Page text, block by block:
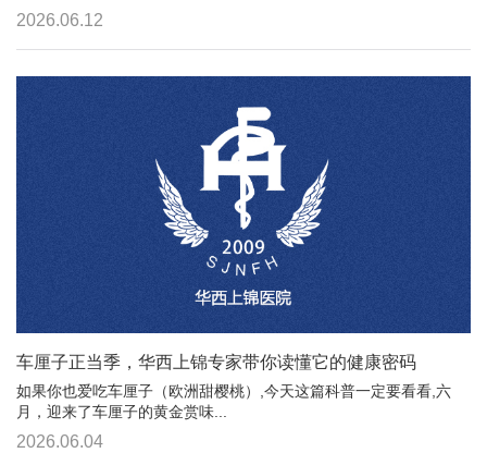
2026.06.12
车厘子正当季，华西上锦专家带你读懂它的健康密码
如果你也爱吃车厘子（欧洲甜樱桃）,今天这篇科普一定要看看,六
月，迎来了车厘子的黄金赏味...
2026.06.04